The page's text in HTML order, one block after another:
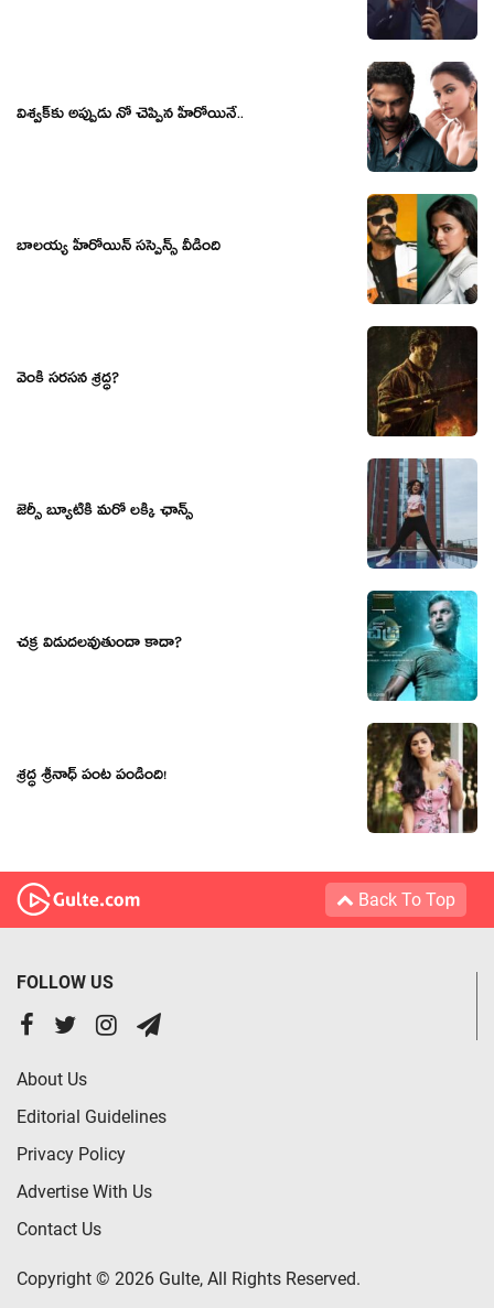
విశ్వక్‌కు అప్పుడు నో చెప్పిన హీరోయినే..
బాలయ్య హీరోయిన్ సస్పెన్స్ వీడింది
వెంకీ సరసన శ్రద్ధ?
జెర్సీ బ్యూటీకి మరో లక్కీ ఛాన్స్
చ‌క్ర విడుద‌ల‌వుతుందా కాదా?
శ్రద్ధ శ్రీనాధ్ పంట పండింది!
Back To Top
FOLLOW US
About Us
Editorial Guidelines
Privacy Policy
Advertise With Us
Contact Us
Copyright © 2026 Gulte, All Rights Reserved.